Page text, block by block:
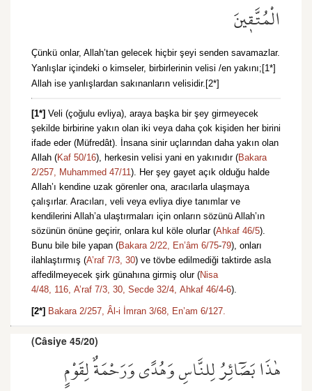
الْمُتَّق۪ينَ
Çünkü onlar, Allah’tan gelecek hiçbir şeyi senden savamazlar.
Yanlışlar içindeki o kimseler, birbirlerinin velisi /en yakını;[1*]
Allah ise yanlışlardan sakınanların velisidir.[2*]
[1*] Veli (çoğulu evliya), araya başka bir şey girmeyecek
şekilde birbirine yakın olan iki veya daha çok kişiden her birini
ifade eder (Müfredât). İnsana sinir uçlarından daha yakın olan
Allah (Kaf 50/16), herkesin velisi yani en yakınıdır (Bakara
2/257, Muhammed 47/11). Her şey gayet açık olduğu halde
Allah’ı kendine uzak görenler ona, aracılarla ulaşmaya
çalışırlar. Aracıları, veli veya evliya diye tanımlar ve
kendilerini Allah’a ulaştırmaları için onların sözünü Allah’ın
sözünün önüne geçirir, onlara kul köle olurlar (Ahkaf 46/5).
Bunu bile bile yapan (Bakara 2/22, En’âm 6/75-79), onları
ilahlaştırmış (A’raf 7/3, 30) ve tövbe edilmediği taktirde asla
affedilmeyecek şirk günahına girmiş olur (Nisa
4/48, 116, A’raf 7/3, 30, Secde 32/4, Ahkaf 46/4-6).
[2*] Bakara 2/257, Âl-i İmran 3/68, En’am 6/127.
(Câsiye 45/20)
هٰذَا بَصَٓائِرُ لِلنَّاسِ وَهُدًى وَرَحْمَةٌ لِقَوْمٍ